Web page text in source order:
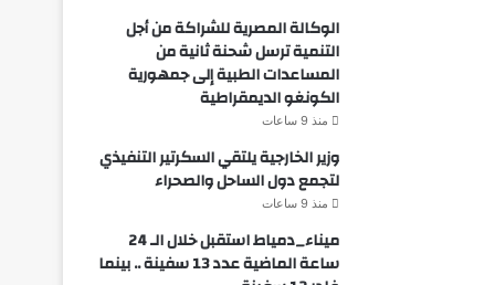
الوكالة المصرية للشراكة من أجل
التنمية ترسل شحنة ثانية من
المساعدات الطبية إلى جمهورية
الكونغو الديمقراطية
منذ 9 ساعات
وزير الخارجية يلتقي السكرتير التنفيذي
لتجمع دول الساحل والصحراء
منذ 9 ساعات
ميناء_دمياط استقبل خلال الـ 24
ساعة الماضية عدد 13 سفينة .. بينما